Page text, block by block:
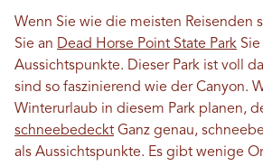
Wenn Sie wie die meisten Reisenden
Sie an Dead Horse Point State Park
Aussichtspunkte. Dieser Park ist voll
sind so faszinierend wie der Canyon.
Winterurlaub in diesem Park planen,
schneebedeckt Ganz genau,
als Aussichtspunkte. Es gibt wenige